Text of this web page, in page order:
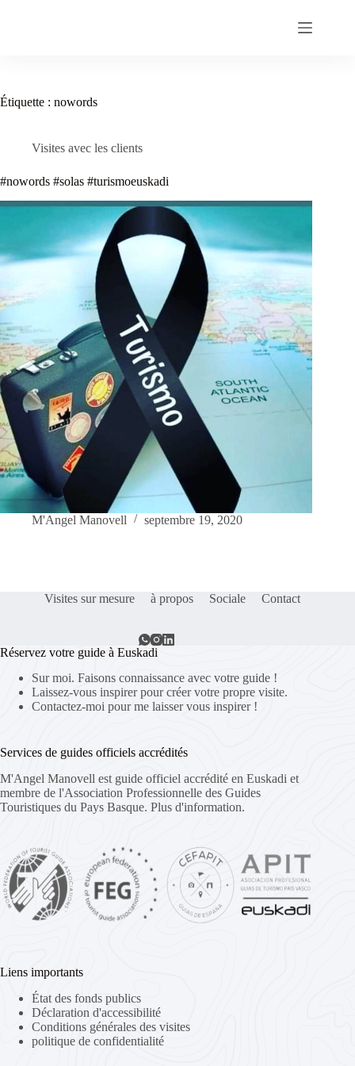
Étiquette : nowords
Visites avec les clients
#nowords #solas #turismoeuskadi
M'Angel Manovell septembre 19, 2020
Visites sur mesure à propos Sociale Contact
Réservez votre guide à Euskadi
Sur moi. Faisons connaissance avec votre guide !
Laissez-vous inspirer pour créer votre propre visite.
Contactez-moi pour me laisser vous inspirer !
Services de guides officiels accrédités
M'Angel Manovell est guide officiel accrédité en Euskadi et
membre de l'Association Professionnelle des Guides
Touristiques du Pays Basque. Plus d'information.
Liens importants
État des fonds publics
Déclaration d'accessibilité
Conditions générales des visites
politique de confidentialité